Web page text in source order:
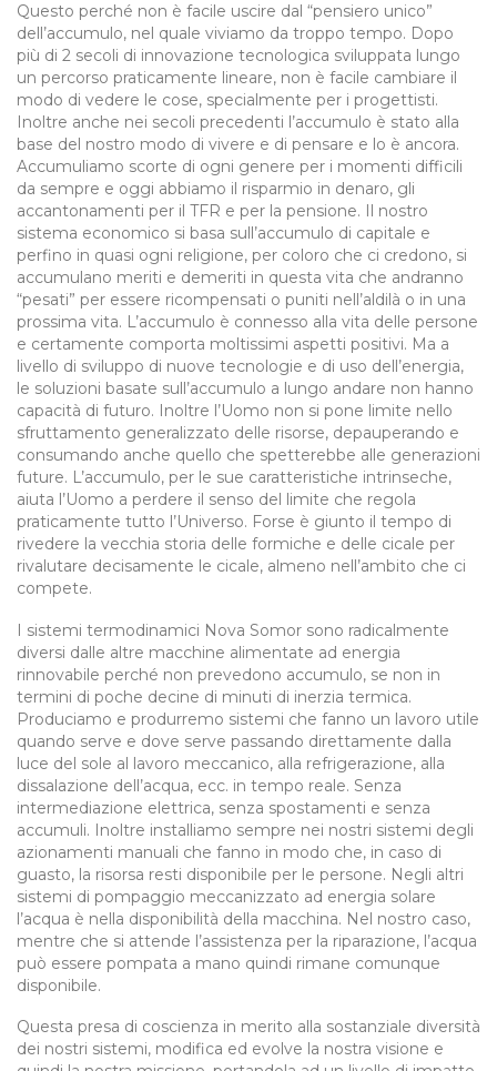
Questo perché non è facile uscire dal “pensiero unico”
dell’accumulo, nel quale viviamo da troppo tempo. Dopo
più di 2 secoli di innovazione tecnologica sviluppata lungo
un percorso praticamente lineare, non è facile cambiare il
modo di vedere le cose, specialmente per i progettisti.
Inoltre anche nei secoli precedenti l’accumulo è stato alla
base del nostro modo di vivere e di pensare e lo è ancora.
Accumuliamo scorte di ogni genere per i momenti difficili
da sempre e oggi abbiamo il risparmio in denaro, gli
accantonamenti per il TFR e per la pensione. Il nostro
sistema economico si basa sull’accumulo di capitale e
perfino in quasi ogni religione, per coloro che ci credono, si
accumulano meriti e demeriti in questa vita che andranno
“pesati” per essere ricompensati o puniti nell’aldilà o in una
prossima vita. L’accumulo è connesso alla vita delle persone
e certamente comporta moltissimi aspetti positivi. Ma a
livello di sviluppo di nuove tecnologie e di uso dell’energia,
le soluzioni basate sull’accumulo a lungo andare non hanno
capacità di futuro. Inoltre l’Uomo non si pone limite nello
sfruttamento generalizzato delle risorse, depauperando e
consumando anche quello che spetterebbe alle generazioni
future. L’accumulo, per le sue caratteristiche intrinseche,
aiuta l’Uomo a perdere il senso del limite che regola
praticamente tutto l’Universo. Forse è giunto il tempo di
rivedere la vecchia storia delle formiche e delle cicale per
rivalutare decisamente le cicale, almeno nell’ambito che ci
compete.
I sistemi termodinamici Nova Somor sono radicalmente
diversi dalle altre macchine alimentate ad energia
rinnovabile perché non prevedono accumulo, se non in
termini di poche decine di minuti di inerzia termica.
Produciamo e produrremo sistemi che fanno un lavoro utile
quando serve e dove serve passando direttamente dalla
luce del sole al lavoro meccanico, alla refrigerazione, alla
dissalazione dell’acqua, ecc. in tempo reale. Senza
intermediazione elettrica, senza spostamenti e senza
accumuli. Inoltre installiamo sempre nei nostri sistemi degli
azionamenti manuali che fanno in modo che, in caso di
guasto, la risorsa resti disponibile per le persone. Negli altri
sistemi di pompaggio meccanizzato ad energia solare
l’acqua è nella disponibilità della macchina. Nel nostro caso,
mentre che si attende l’assistenza per la riparazione, l’acqua
può essere pompata a mano quindi rimane comunque
disponibile.
Questa presa di coscienza in merito alla sostanziale diversità
dei nostri sistemi, modifica ed evolve la nostra visione e